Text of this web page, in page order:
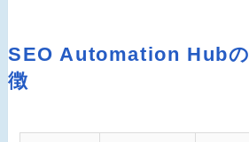
SEO Automation Hub
徴